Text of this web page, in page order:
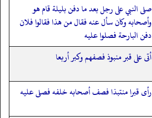
صلى النبي على رجل بعد ما دفن بليلة قام هو
وأصحابه وكان سأل عنه فقال من هذا فقالوا فلان
دفن البارحة فصلوا عليه
أتى على قبر منبوذ فصفهم وكبر أربعا
رأى قبرا منتبذا فصف أصحابه خلفه فصلى عليه